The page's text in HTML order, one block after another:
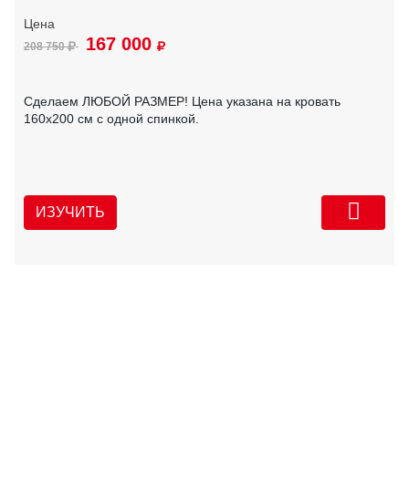
208 750 167 000
Сделаем ЛЮБОЙ РАЗМЕР! Цена указана на кровать
160х200 см с одной спинкой.
ИЗУЧИТЬ